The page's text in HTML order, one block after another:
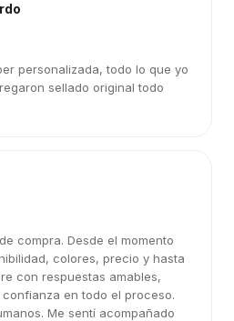
personalizada, todo lo que yo
sellado original todo
compra. Desde el momento
colores, precio y hasta
con respuestas amables,
en todo el proceso.
Me sentí acompañado